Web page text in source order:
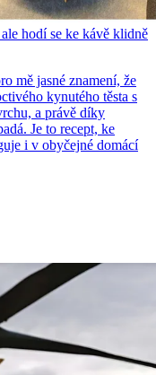
hodí se ke kávě klidně
mě jasné znamení, že
kynutého těsta s
a právě díky
Je to recept, ke
i v obyčejné domácí